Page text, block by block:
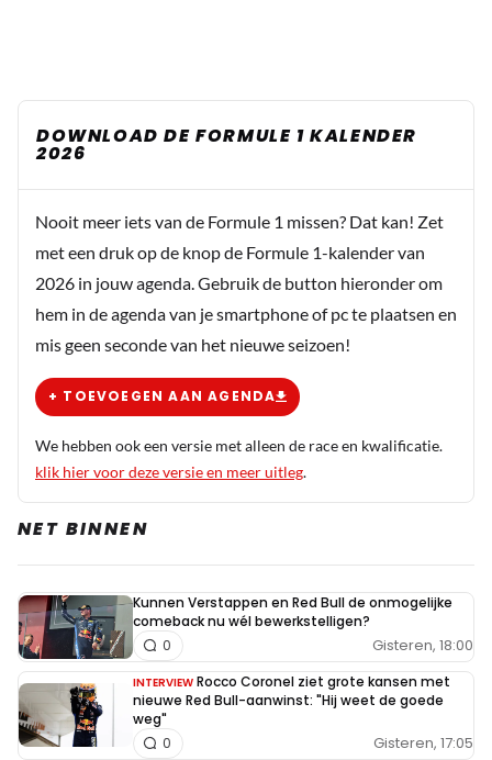
DOWNLOAD DE FORMULE 1 KALENDER
2026
Nooit meer iets van de Formule 1 missen? Dat kan! Zet
met een druk op de knop de Formule 1-kalender van
2026 in jouw agenda. Gebruik de button hieronder om
hem in de agenda van je smartphone of pc te plaatsen en
mis geen seconde van het nieuwe seizoen!
+ TOEVOEGEN AAN AGENDA
We hebben ook een versie met alleen de race en kwalificatie.
klik hier voor deze versie en meer uitleg.
NET BINNEN
Kunnen Verstappen en Red Bull de onmogelijke
comeback nu wél bewerkstelligen?
Gisteren, 18:00
0
INTERVIEW Rocco Coronel ziet grote kansen met
nieuwe Red Bull-aanwinst: "Hij weet de goede
weg"
Gisteren, 17:05
0